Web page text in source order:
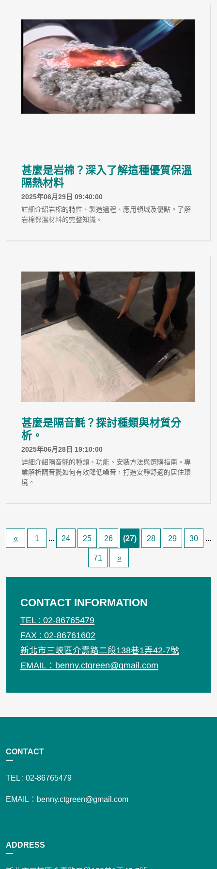
甚麼是岩棉？深入了解這種優質保溫
隔熱材料
2025年06月29日 09:40:00
詳細介紹岩棉的特性、製造過程、應用領域及優點。了解
岩棉保溫材料的完整知識。
甚麼是隔音氈？探討種類與材質分
析。
2025年06月28日 19:10:00
詳細介紹隔音氈的種類、功能、安裝方法與選購指南。專
業解析隔音氈如何有效降低噪音，打造安靜舒適的居住環
境。
CONTACT INFORMATION
TEL : 02-86765479
FAX : 02-86761602
新北市三峽區介壽路二段138巷1弄42-7號
EMAIL：benny.ctgreen@gmail.com
« 1 ... 24 25 26 (27) 28 29 30 ...
71 »
CONTACT
TEL : 02-86765479
EMAIL：benny.ctgreen@gmail.com
ADDRESS